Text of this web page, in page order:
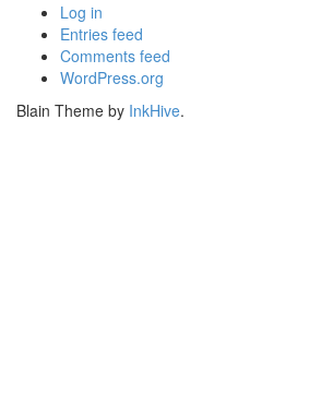
Log in
Entries feed
Comments feed
WordPress.org
Blain Theme by InkHive.